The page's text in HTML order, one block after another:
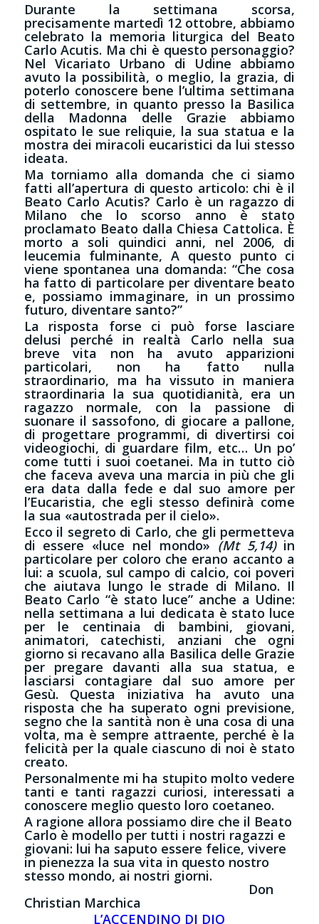
Durante la settimana scorsa,
precisamente martedì 12 ottobre, abbiamo
celebrato la memoria liturgica del Beato
Carlo Acutis. Ma chi è questo personaggio?
Nel Vicariato Urbano di Udine abbiamo
avuto la possibilità, o meglio, la grazia, di
poterlo conoscere bene l’ultima settimana
di settembre, in quanto presso la Basilica
della Madonna delle Grazie abbiamo
ospitato le sue reliquie, la sua statua e la
mostra dei miracoli eucaristici da lui stesso
ideata.
Ma torniamo alla domanda che ci siamo
fatti all’apertura di questo articolo: chi è il
Beato Carlo Acutis? Carlo è un ragazzo di
Milano che lo scorso anno è stato
proclamato Beato dalla Chiesa Cattolica. È
morto a soli quindici anni, nel 2006, di
leucemia fulminante, A questo punto ci
viene spontanea una domanda: “Che cosa
ha fatto di particolare per diventare beato
e, possiamo immaginare, in un prossimo
futuro, diventare santo?”
La risposta forse ci può forse lasciare
delusi perché in realtà Carlo nella sua
breve vita non ha avuto apparizioni
particolari, non ha fatto nulla
straordinario, ma ha vissuto in maniera
straordinaria la sua quotidianità, era un
ragazzo normale, con la passione di
suonare il sassofono, di giocare a pallone,
di progettare programmi, di divertirsi coi
videogiochi, di guardare film, etc… Un po’
come tutti i suoi coetanei. Ma in tutto ciò
che faceva aveva una marcia in più che gli
era data dalla fede e dal suo amore per
l’Eucaristia, che egli stesso definirà come
la sua «autostrada per il cielo».
Ecco il segreto di Carlo, che gli permetteva
di essere «luce nel mondo» (Mt 5,14)in
particolare per coloro che erano accanto a
lui: a scuola, sul campo di calcio, coi poveri
che aiutava lungo le strade di Milano. Il
Beato Carlo “è stato luce” anche a Udine:
nella settimana a lui dedicata è stato luce
per le centinaia di bambini, giovani,
animatori, catechisti, anziani che ogni
giorno si recavano alla Basilica delle Grazie
per pregare davanti alla sua statua, e
lasciarsi contagiare dal suo amore per
Gesù. Questa iniziativa ha avuto una
risposta che ha superato ogni previsione,
segno che la santità non è una cosa di una
volta, ma è sempre attraente, perché è la
felicità per la quale ciascuno di noi è stato
creato.
Personalmente mi ha stupito molto vedere
tanti e tanti ragazzi curiosi, interessati a
conoscere meglio questo loro coetaneo.
A ragione allora possiamo dire che il Beato
Carlo è modello per tutti i nostri ragazzi e
giovani: lui ha saputo essere felice, vivere
in pienezza la sua vita in questo nostro
stesso mondo, ai nostri giorni.
Don
Christian Marchica
L’ACCENDINO DI DIO